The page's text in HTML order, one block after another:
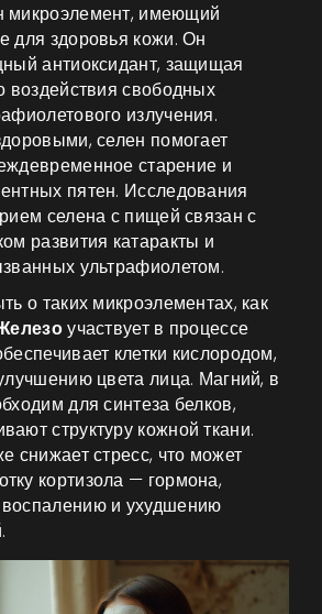
имеющий
для здоровья кожи. Он
антиоксидант, защищая
воздействия свободных
излучения.
селен помогает
старение и
пятен. Исследования
селена с пищей связан с
развития катаракты и
ультрафиолетом.
о таких микроэлементах, как
участвует в процессе
клетки кислородом,
цвета лица. Магний, в
для синтеза белков,
структуру кожной ткани.
снижает стресс, что может
кортизола — гормона,
и ухудшению